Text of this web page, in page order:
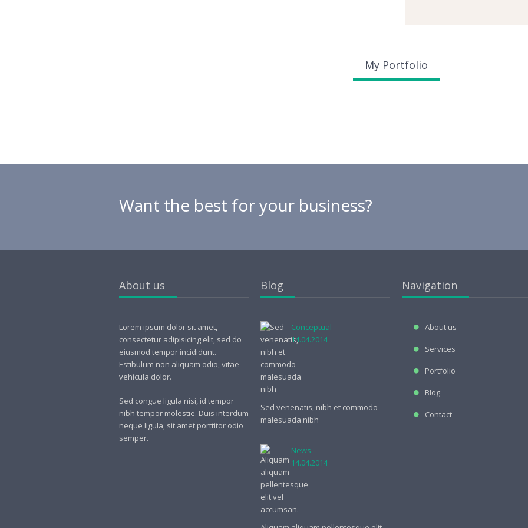
My Portfolio
Want the best for your business?
About us
Lorem ipsum dolor sit amet,
consectetur adipisicing elit, sed do
eiusmod tempor incididunt.
Estibulum non aliquam odio, vitae
vehicula dolor.
Sed congue ligula nisi, id tempor
nibh tempor molestie. Duis interdum
neque ligula, sit amet porttitor odio
semper.
Blog
Conceptual
14.04.2014
Sed venenatis, nibh et commodo
malesuada nibh
News
14.04.2014
Navigation
About us
Services
Portfolio
Blog
Contact